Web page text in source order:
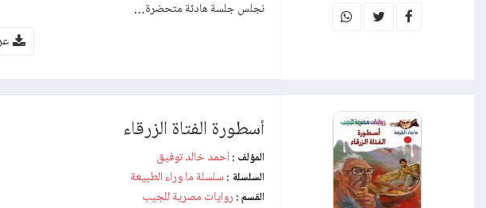
نجلس جلسة هادئة متحضرة…
أسطورة الفتاة الزرقاء
المؤلف :أحمد خالد توفيق
السلسلة : سلسلة ما وراء الطبيعة
القسم : روايات مصرية للجيب